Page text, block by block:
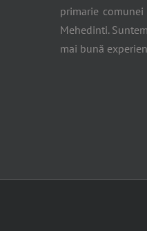
primarie
Mehedinti.
mai bună